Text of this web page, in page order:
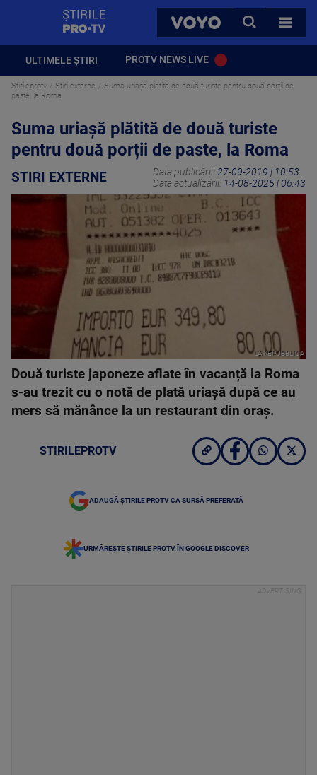
VOYO
CAUTA
TOATE
ULTIMELE ȘTIRI PROTV NEWS LIVE
Stirileprotv Stiri externe
Suma uriașă plătită de două turiste pentru două porții de
paste, la Roma
Suma uriașă plătită de două turiste
pentru două porții de paste, la Roma
STIRI EXTERNE Data publicării: 27-09-2019 | 10:53
Data actualizării: 14-08-2025 | 06:43
LA REPUBBLICA
Două turiste japoneze aflate în vacanță la Roma
s-au trezit cu o notă de plată uriașă după ce au
mers să mănânce la un restaurant din oraș.
STIRILEPROTV
ADAUGĂ ȘTIRILE PROTV CA SURSĂ PREFERATĂ
URMĂREȘTE ȘTIRILE PROTV ÎN GOOGLE DISCOVER